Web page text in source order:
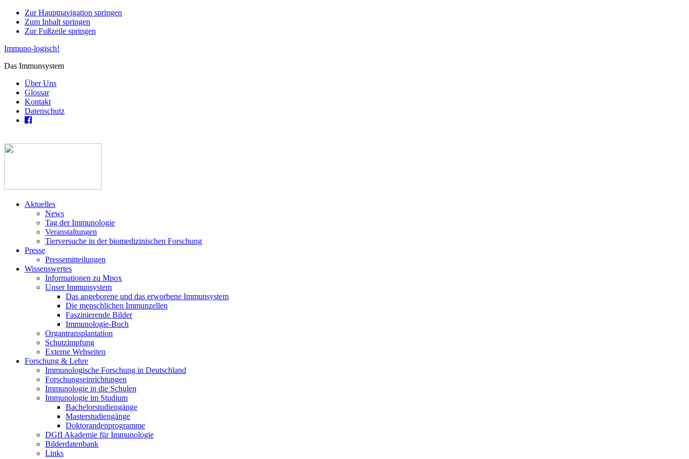
Zur Hauptnavigation springen
Zum Inhalt springen
Zur Fußzeile springen
Immuno-logisch!
Das Immunsystem
Über Uns
Glossar
Kontakt
Datenschutz
Aktuelles
News
Tag der Immunologie
Veranstaltungen
Tierversuche in der biomedizinischen Forschung
Presse
Pressemitteilungen
Wissenswertes
Informationen zu Mpox
Unser Immunsystem
Das angeborene und das erworbene Immunsystem
Die menschlichen Immunzellen
Faszinierende Bilder
Immunologie-Buch
Organtransplantation
Schutzimpfung
Externe Webseiten
Forschung & Lehre
Immunologische Forschung in Deutschland
Forschungseinrichtungen
Immunologie in die Schulen
Immunologie im Studium
Bachelorstudiengänge
Masterstudiengänge
Doktorandenprogramme
DGfI Akademie für Immunologie
Bilderdatenbank
Links